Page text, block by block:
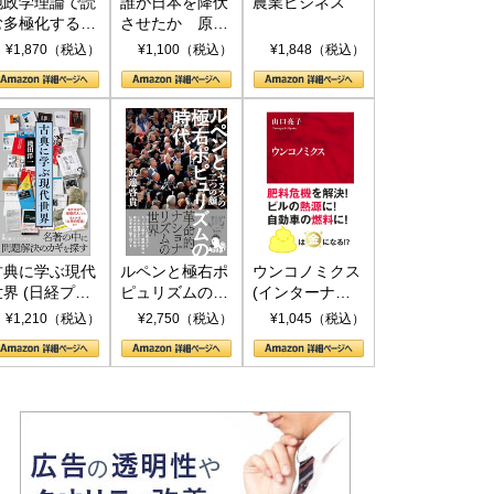
多極化する世
トランプと
¥1,870（税込）
させたか 原爆
投下、ソ連参
(PHP新書)
¥1,100（税込） ¥1,848（税込）
典に学ぶ現代
界 (日経プレ
アシリーズ)
¥1,210（税込）
ルペンと極右ポ
ピュリズムの時
代：〈ヤヌス〉
¥2,750（税込）
ウンコノミクス
(インターナシ
ョナル新書)
¥1,045（税込）